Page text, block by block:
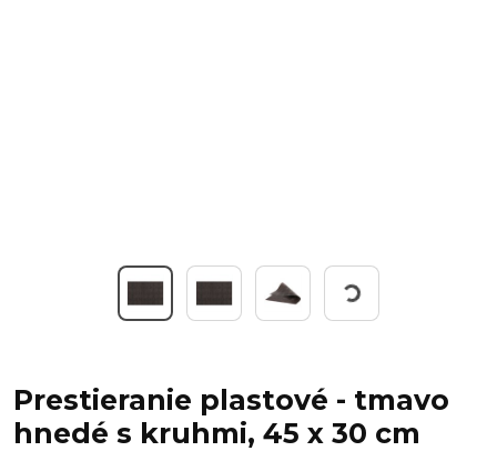
Working...
Prestieranie plastové - tmavo
hnedé s kruhmi, 45 x 30 cm